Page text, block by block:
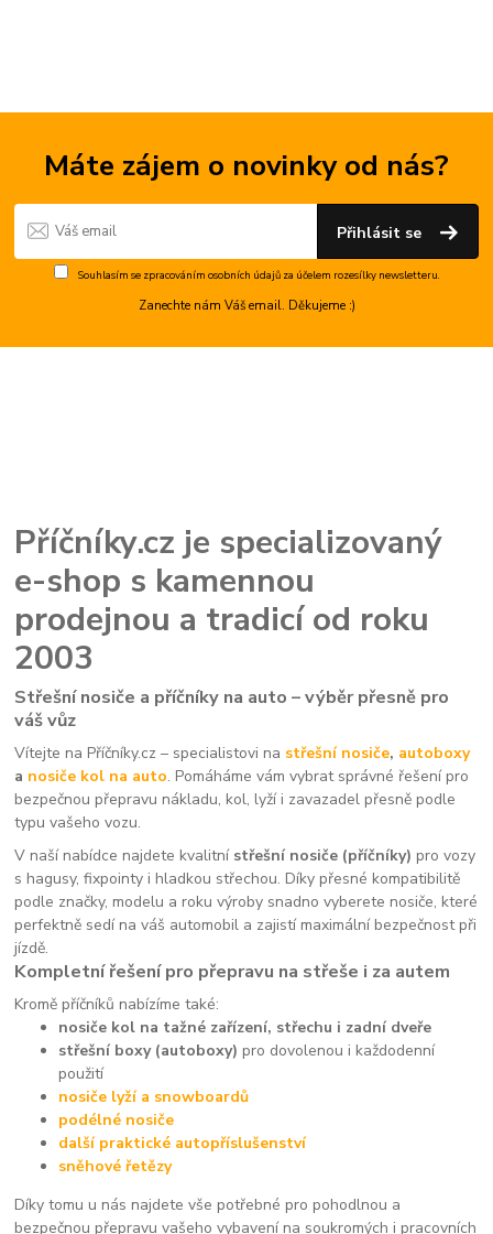
Máte zájem o novinky od nás?
Přihlásit se
Souhlasím se zpracováním osobních údajůza účelem rozesílky newsletteru.
Zanechte nám Váš email. Děkujeme :)
Příčníky.cz je specializovaný
e-shop s kamennou
prodejnou a tradicí od roku
2003
Střešní nosiče a příčníky na auto – výběr přesně pro
váš vůz
Vítejte na Příčníky.cz – specialistovi na střešní nosiče, autoboxy
a nosiče kol na auto. Pomáháme vám vybrat správné řešení pro
bezpečnou přepravu nákladu, kol, lyží i zavazadel přesně podle
typu vašeho vozu.
V naší nabídce najdete kvalitní střešní nosiče (příčníky) pro vozy
s hagusy, fixpointy i hladkou střechou. Díky přesné kompatibilitě
podle značky, modelu a roku výroby snadno vyberete nosiče, které
perfektně sedí na váš automobil a zajistí maximální bezpečnost při
jízdě.
Kompletní řešení pro přepravu na střeše i za autem
Kromě příčníků nabízíme také:
nosiče kol na tažné zařízení, střechu i zadní dveře
střešní boxy (autoboxy) pro dovolenou i každodenní
použití
nosiče lyží a snowboardů
podélné nosiče
další praktické autopříslušenství
sněhové řetězy
Díky tomu u nás najdete vše potřebné pro pohodlnou a
bezpečnou přepravu vašeho vybavení na soukromých i pracovních